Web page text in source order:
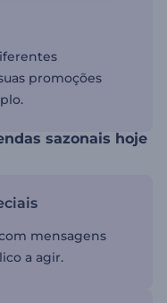
promoções
sazonais hoje
mensagens
a agir.